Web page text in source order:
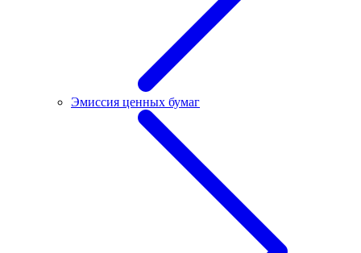
Эмиссия ценных бумаг